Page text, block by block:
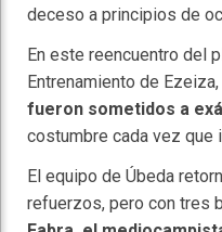
deceso a principios de
En este reencuentro del
Entrenamiento de Ezeiza,
fueron sometidos a
costumbre cada vez que
El equipo de Úbeda
refuerzos, pero con tres